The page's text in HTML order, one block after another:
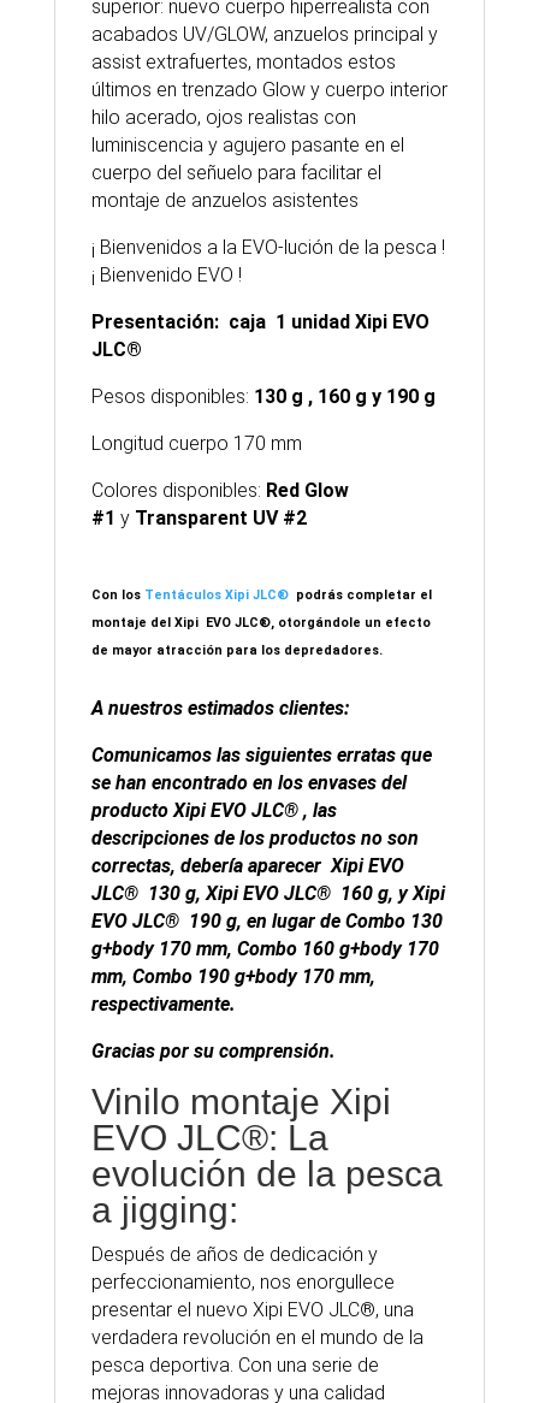
superior: nuevo cuerpo hiperrealista con
acabados UV/GLOW, anzuelos principal y
assist extrafuertes, montados estos
últimos en trenzado Glow y cuerpo interior
hilo acerado, ojos realistas con
luminiscencia y agujero pasante en el
cuerpo del señuelo para facilitar el
montaje de anzuelos asistentes
¡ Bienvenidos a la EVO-lución de la pesca !
¡ Bienvenido EVO !
Presentación: caja 1 unidad Xipi EVO
JLC®
Pesos disponibles: 130 g , 160 g y 190 g
Longitud cuerpo 170 mm
Colores disponibles: Red Glow
#1 yTransparent UV #2
Con los Tentáculos Xipi JLC® podrás completar el
montaje del Xipi EVO JLC®, otorgándole un efecto
de mayor atracción para los depredadores.
A nuestros estimados clientes:
Comunicamos las siguientes erratas que
se han encontrado en los envases del
producto Xipi EVO JLC® , las
descripciones de los productos no son
correctas, debería aparecer Xipi EVO
JLC® 130 g, Xipi EVO JLC® 160 g, yXipi
EVO JLC® 190 g, en lugar de Combo 130
g+body 170 mm, Combo 160 g+body 170
mm, Combo 190 g+body 170 mm,
respectivamente.
Gracias por su comprensión.
Vinilo montaje Xipi
EVO JLC®: La
evolución de la pesca
a jigging:
Después de años de dedicación y
perfeccionamiento, nos enorgullece
presentar el nuevo Xipi EVO JLC®, una
verdadera revolución en el mundo de la
pesca deportiva. Con una serie de
mejoras innovadoras y una calidad